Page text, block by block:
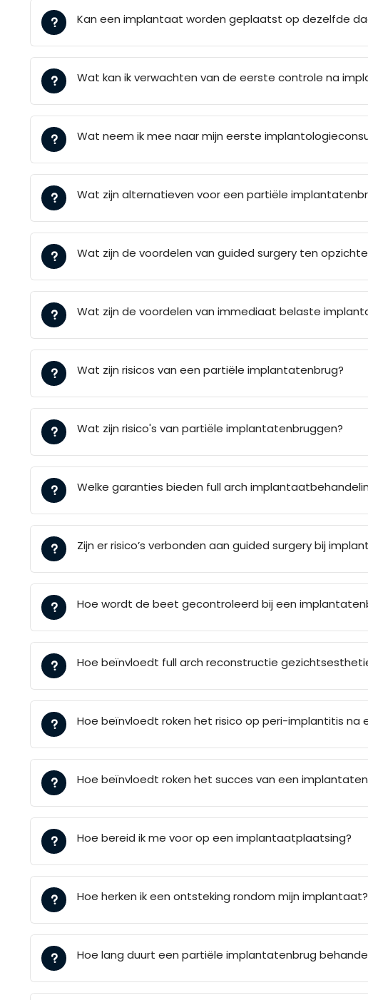
Kan een implantaat worden geplaatst op dezelfde
Wat kan ik verwachten van de eerste controle na
Wat neem ik mee naar mijn eerste
Wat zijn alternatieven voor een partiële
Wat zijn de voordelen van guided surgery ten
Wat zijn de voordelen van immediaat belaste
Wat zijn risicos van een partiële implantatenbrug?
Wat zijn risico's van partiële implantatenbruggen?
Welke garanties bieden full arch
Zijn er risico’s verbonden aan guided surgery bij
Hoe wordt de beet gecontroleerd bij een
Hoe beïnvloedt full arch reconstructie
Hoe beïnvloedt roken het risico op peri-implantitis na
Hoe beïnvloedt roken het succes van een
Hoe bereid ik me voor op een implantaatplaatsing?
Hoe herken ik een ontsteking rondom mijn implantaat?
Hoe lang duurt een partiële implantatenbrug